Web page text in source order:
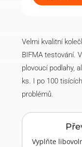
černé
Velmi kvalitní
BIFMA testování.
plovoucí podlahy,
ks. I po 100
problémů.
Vyplňte